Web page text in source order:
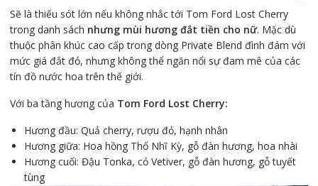
Sẽ là thiếu sót lớn nếu không nhắc tới Tom Ford Lost Cherry
trong danh sách nhưng mùi hương đắt tiền cho nữ. Mặc dù
thuộc phân khúc cao cấp trong dòng Private Blend đình đám với
mức giá đắt đỏ, nhưng không thể ngăn nổi sự đam mê của các
tín đồ nước hoa trên thế giới.
Với ba tầng hương của Tom Ford Lost Cherry:
Hương đầu: Quả cherry, rượu đỏ, hạnh nhân
Hương giữa: Hoa hồng Thổ Nhĩ Kỳ, gỗ đàn hương, hoa nhài
Hương cuối: Đậu Tonka, cỏ Vetiver, gỗ đàn hương, gỗ tuyết
tùng